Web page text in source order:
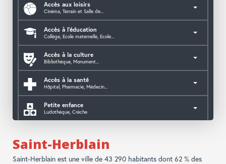
Accès aux loisirs
Cinéma, Terrain et Salle de...
Accès à l'éducation
Collège, Ecole maternelle, Ecole...
Accès à la culture
Bibliothèque, Monument...
Accès à la santé
Hôpital, Pharmacie, Médecin...
Petite enfance
Ludothèque, Crèche
Saint-Herblain
Saint-Herblain est une ville de 43 290 habitants dont 62 % des